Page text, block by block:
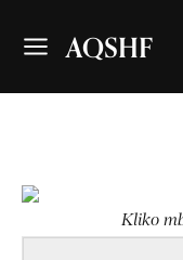
AQSHF
Kliko